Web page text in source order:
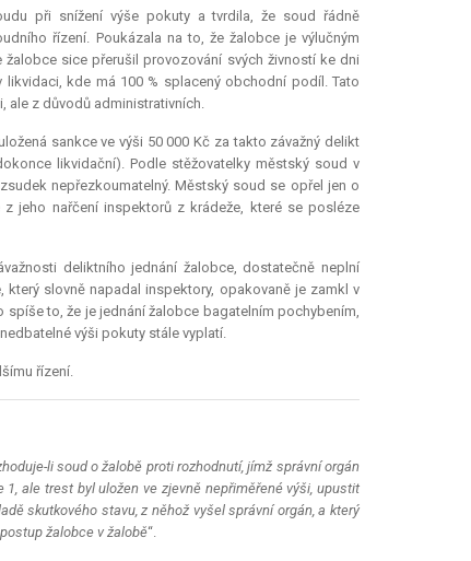
při snížení výše pokuty a tvrdila, že soud řádně
řízení. Poukázala na to, že žalobce je výlučným
sice přerušil provozování svých živností ke dni
likvidaci, kde má 100 % splacený obchodní podíl. Tato
ale z důvodů administrativních.
sankce ve výši 50 000 Kč za takto závažný delikt
likvidační). Podle stěžovatelky městský soud v
nepřezkoumatelný. Městský soud se opřel jen o
jeho nařčení inspektorů z krádeže, které se posléze
deliktního jednání žalobce, dostatečně neplní
slovně napadal inspektory, opakovaně je zamkl v
spíše to, že je jednání žalobce bagatelním pochybením,
výši pokuty stále vyplatí.
řízení.
li soud o žalobě proti rozhodnutí, jímž správní orgán
ale trest byl uložen ve zjevně nepřiměřené výši, upustit
skutkového stavu, z něhož vyšel správní orgán, a který
žalobce v žalobě“.